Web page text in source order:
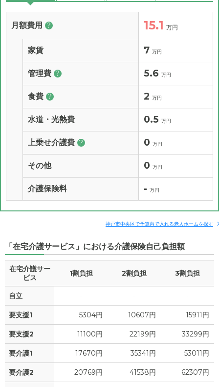
月額費用 ? 15.1 万円
家賃 7 万円
管理費 ? 5.6 万円
食費 ? 2 万円
水道・光熱費 0.5 万円
上乗せ介護費 ? 0 万円
その他 0 万円
介護保険料 - 万円
神戸市中央区で予算内で入れる老人ホームを探す
「在宅介護サービス」における介護保険自己負担額
在宅介護サー
ビス
1割負担 2割負担 3割負担
自立 - - -
要支援1 5304円 10607円 15911円
要支援2 11100円 22199円 33299円
要介護1 17670円 35341円 53011円
要介護2 20769円 41538円 62307円